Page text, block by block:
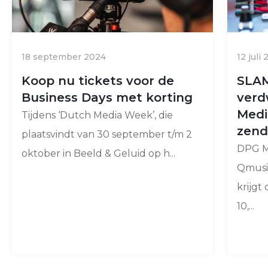
18 september 2024
Koop nu tickets voor de
Business Days met korting
Tijdens ‘Dutch Media Week’, die
plaatsvindt van 30 september t/m 2
oktober in Beeld & Geluid op h...
12 juli
DPG
krijgt
10,...